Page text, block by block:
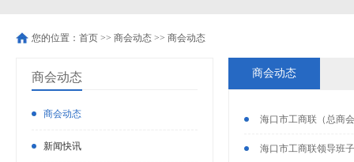
您的位置： 首页 >> 商会动态 >> 商会动态
商会动态
商会动态
新闻快讯
商会动态
海口市工商联（总商
海口市工商联领导班